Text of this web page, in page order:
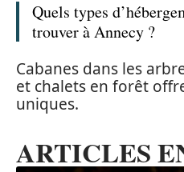
Quels types
trouver à Annecy ?
Cabanes dans les
et chalets en forêt
uniques.
ARTICLES